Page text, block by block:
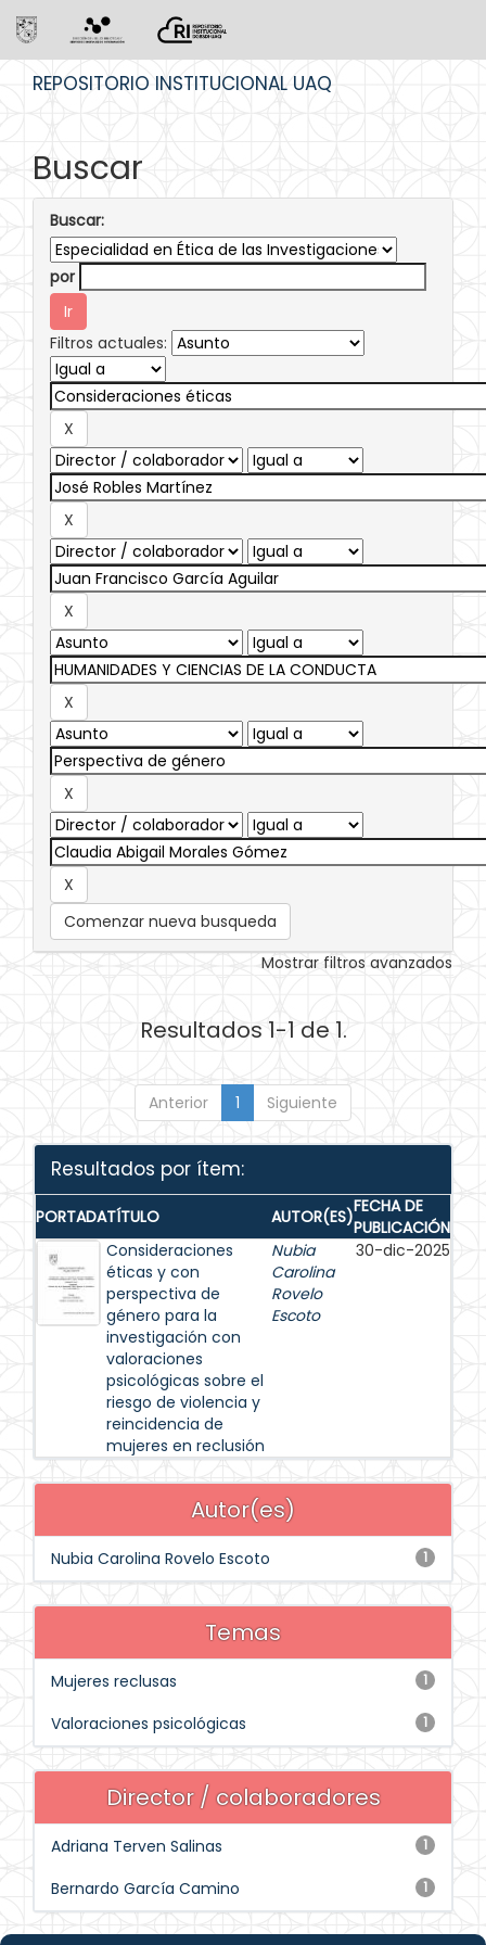
REPOSITORIO INSTITUCIONAL UAQ
Buscar
Buscar:
por
Filtros actuales:
Comenzar nueva busqueda
Mostrar filtros avanzados
Resultados 1-1 de 1.
Anterior 1 Siguiente
Resultados por ítem:
PORTADATÍTULO AUTOR(ES)FECHA DE
PUBLICACIÓN
Consideraciones
éticas y con
perspectiva de
género para la
investigación con
valoraciones
psicológicas sobre el
riesgo de violencia y
reincidencia de
mujeres en reclusión
Nubia
Carolina
Rovelo
Escoto
30-dic-2025
Autor(es)
1
Nubia Carolina Rovelo Escoto
Temas
1
Mujeres reclusas
1
Valoraciones psicológicas
Director / colaboradores
1
Adriana Terven Salinas
1
Bernardo García Camino